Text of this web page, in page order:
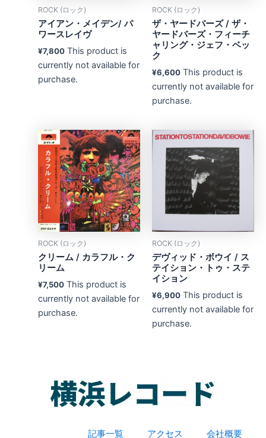
ROCK (ロック)
アイアン・メイデン/ パ
ワースレイヴ
¥7,800 This product is
currently not available for
purchase.
ROCK (ロック)
ザ・ヤードバーズ / ザ・
ヤードバーズ・フィーチ
ャリング・ジェフ・ベッ
ク
¥6,600 This product is
currently not available for
purchase.
ROCK (ロック)
クリーム / カラフル・ク
リーム
¥7,500 This product is
currently not available for
purchase.
ROCK (ロック)
デヴィッド・ボウイ / ス
テイション・トゥ・ステ
イション
¥6,900 This product is
currently not available for
purchase.
記事一覧 アクセス 会社概要